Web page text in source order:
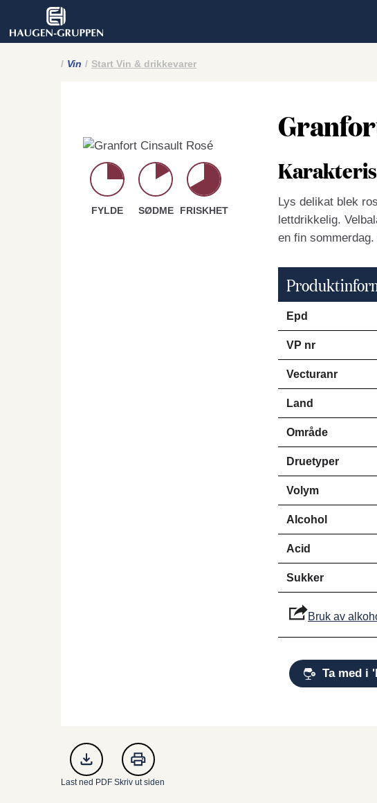
Vin Start Vin & drikkevarer
FYLDE SØDME FRISKHET
Lys delikat blek
lettdrikkelig.
en fin
Epd
VP nr
Vecturanr
Land
Område
Druetyper
Volym
Alcohol
Acid
Sukker
Bruk av
Ta med i
Last ned PDF Skriv ut siden